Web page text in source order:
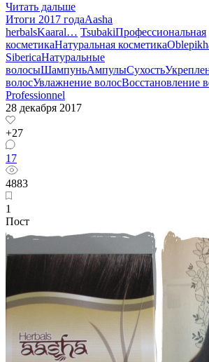
Читать дальше
Итоги 2017 годаAasha
herbalsKaaral… TsubakiПрофессиональная
косметикаНатуральная косметика
SibericaНатуральные
волосыШампуньАмпулыСухость
волосУвлажнение волосВосстановление
Professionnel
28 декабря 2017
+27
17
4883
1
Пост